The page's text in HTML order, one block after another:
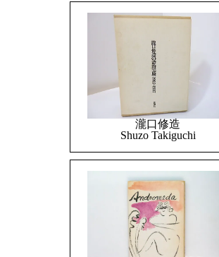
瀧口修造
Shuzo Takiguchi